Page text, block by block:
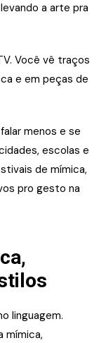
a arte pra
Você vê traços
e em peças de
menos e se
escolas e
de mímica,
pro gesto na
linguagem.
mímica,